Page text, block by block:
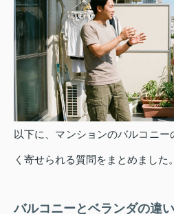
以下に、マンションのバルコニー
く寄せられる質問をまとめました。
バルコニーとベランダの違